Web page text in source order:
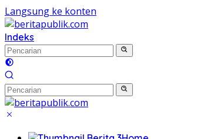
Langsung ke konten
Indeks